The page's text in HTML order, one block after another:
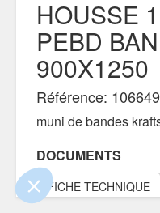
le contenu de ce site vous
on aimerait bien vous
certifiés par
Je choisis OK
HOUSSE
PEBD
900X1250
Référence:
muni de bandes
DOCUMENTS
FICHE TECHNIQUE